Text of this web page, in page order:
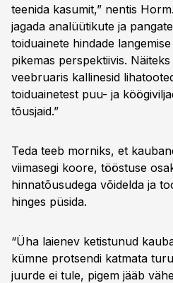
teenida kasumit,” nentis
jagada analüütikute ja
toiduainete hindade
pikemas perspektiivis.
veebruaris kallinesid
toiduainetest puu- ja
tõusjaid.”
Teda teeb morniks, et
viimasegi koore, tööstuse
hinnatõusudega võidelda ja
hinges püsida.
“Üha laienev ketistunud
kümne protsendi katmata
juurde ei tule, pigem jääb